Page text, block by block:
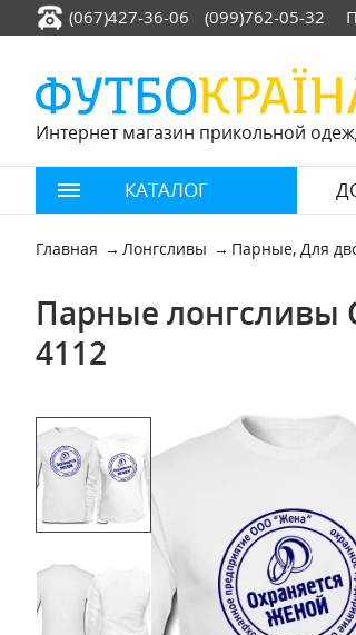
(067)427-36-06 (099)762-05-32
Интернет магазин прикольной
КАТАЛОГ
Главная Лонгсливы Парные, Для
Парные лонгсливы
4112